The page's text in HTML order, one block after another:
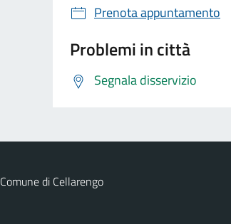
Prenota appuntamento
Problemi in città
Segnala disservizio
Comune di Cellarengo